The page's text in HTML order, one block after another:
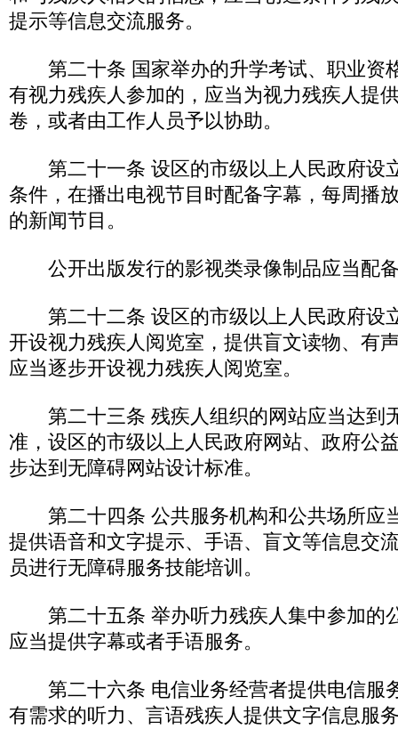
提示等信息交流服务。
第二十条 国家举办的升学考试、职业资
有视力残疾人参加的，应当为视力残疾人提
卷，或者由工作人员予以协助。
第二十一条 设区的市级以上人民政府设
条件，在播出电视节目时配备字幕，每周播
的新闻节目。
公开出版发行的影视类录像制品应当配
第二十二条 设区的市级以上人民政府设
开设视力残疾人阅览室，提供盲文读物、有
应当逐步开设视力残疾人阅览室。
第二十三条 残疾人组织的网站应当达到
准，设区的市级以上人民政府网站、政府公
步达到无障碍网站设计标准。
第二十四条 公共服务机构和公共场所应
提供语音和文字提示、手语、盲文等信息交
员进行无障碍服务技能培训。
第二十五条 举办听力残疾人集中参加的
应当提供字幕或者手语服务。
第二十六条 电信业务经营者提供电信服
有需求的听力、言语残疾人提供文字信息服